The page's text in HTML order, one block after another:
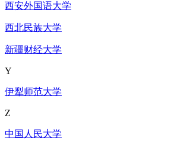
西安外国语大学
西北民族大学
新疆财经大学
Y
伊犁师范大学
Z
中国人民大学